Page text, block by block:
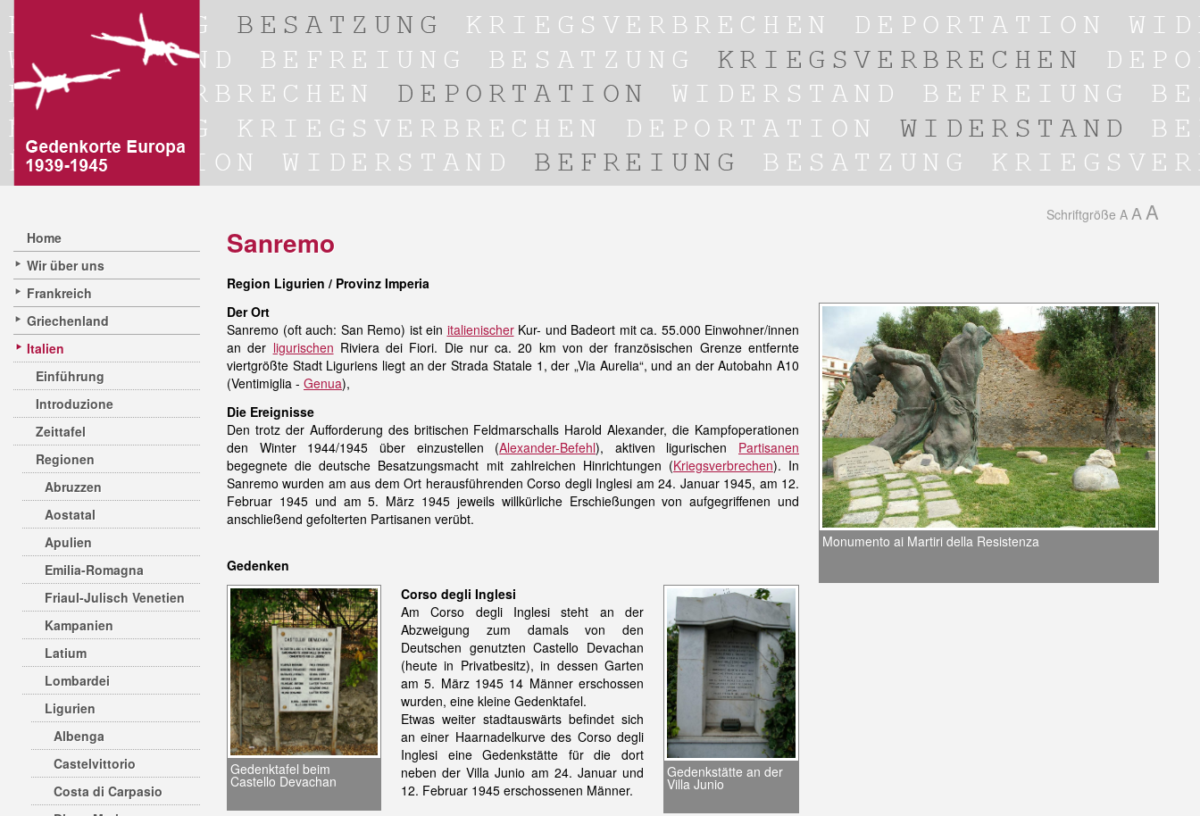
Home
Wir über uns
Frankreich
Griechenland
Italien
Einführung
Introduzione
Zeittafel
Regionen
Abruzzen
Aostatal
Apulien
Emilia-Romagna
Friaul-Julisch Venetien
Kampanien
Latium
Lombardei
Ligurien
Albenga
Castelvittorio
Costa di Carpasio
Schriftgröße A A A
Sanremo
Region Ligurien / Provinz Imperia
Monumento ai Martiri della Resistenza
Der Ort
Sanremo (oft auch: San Remo) ist ein italienischerKur- und Badeort mit ca. 55.000 Einwohner/innen
an der ligurischen Riviera dei Fiori. Die nur ca. 20 km von der französischen Grenze entfernte
viertgrößte Stadt Liguriens liegt an der Strada Statale 1, der „Via Aurelia“, und an der Autobahn A10
(Ventimiglia - Genua),
Die Ereignisse
Den trotz der Aufforderung des britischen Feldmarschalls Harold Alexander, die Kampfoperationen
den Winter 1944/1945 über einzustellen (Alexander-Befehl), aktiven ligurischen Partisanen
begegnete die deutsche Besatzungsmacht mit zahlreichen Hinrichtungen (Kriegsverbrechen). In
Sanremo wurden am aus dem Ort herausführenden Corso degli Inglesi am 24. Januar 1945, am 12.
Februar 1945 und am 5. März 1945 jeweils willkürliche Erschießungen von aufgegriffenen und
anschließend gefolterten Partisanen verübt.
Gedenken
Gedenktafel beim
Castello Devachan
Gedenkstätte an der
Villa Junio
Corso degli Inglesi
Am Corso degli Inglesi steht an der
Abzweigung zum damals von den
Deutschen genutzten Castello Devachan
(heute in Privatbesitz), in dessen Garten
am 5. März 1945 14 Männer erschossen
wurden, eine kleine Gedenktafel.
Etwas weiter stadtauswärts befindet sich
an einer Haarnadelkurve des Corso degli
Inglesi eine Gedenkstätte für die dort
neben der Villa Junio am 24. Januar und
12. Februar 1945 erschossenen Männer.